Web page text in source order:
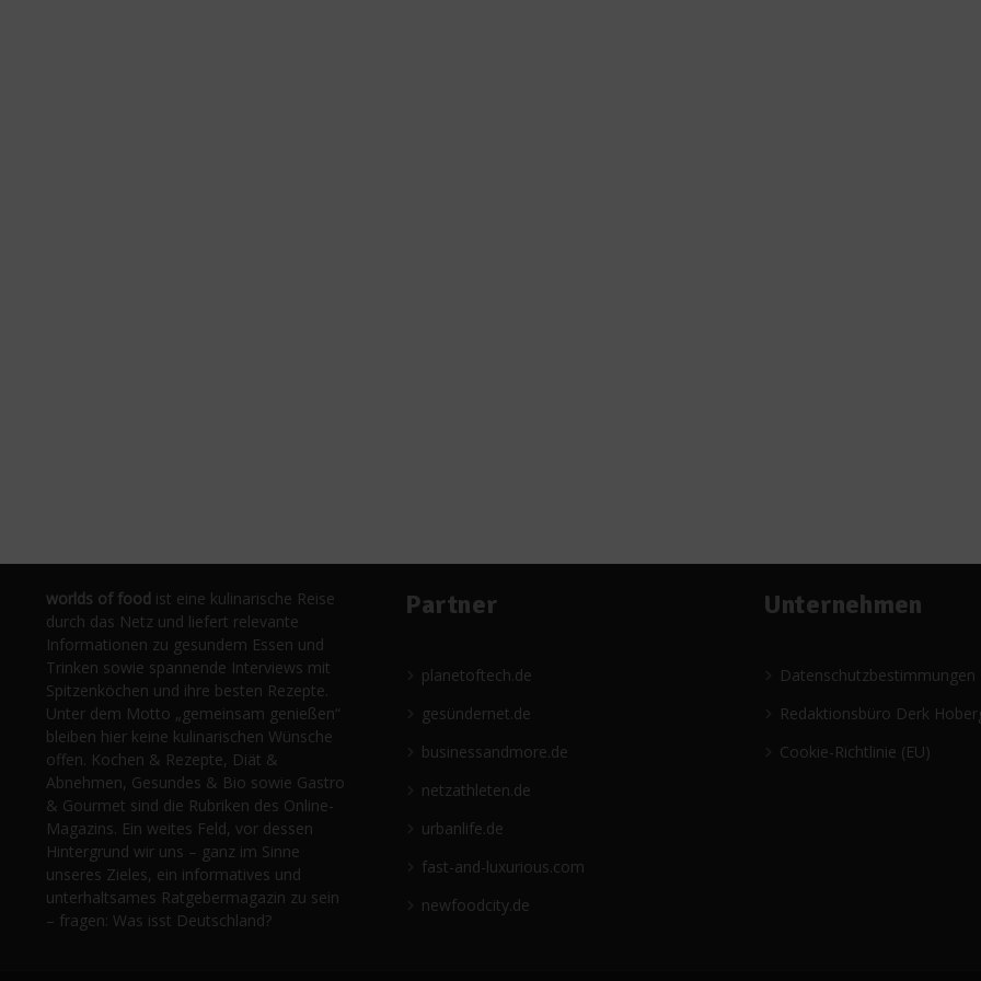
worlds of food ist eine kulinarische Reise
durch das Netz und liefert relevante
Informationen zu gesundem Essen und
Trinken sowie spannende Interviews mit
Spitzenköchen und ihre besten Rezepte.
Unter dem Motto „gemeinsam genießen“
bleiben hier keine kulinarischen Wünsche
offen. Kochen & Rezepte, Diät &
Abnehmen, Gesundes & Bio sowie Gastro
& Gourmet sind die Rubriken des Online-
Magazins. Ein weites Feld, vor dessen
Hintergrund wir uns – ganz im Sinne
unseres Zieles, ein informatives und
unterhaltsames Ratgebermagazin zu sein
– fragen: Was isst Deutschland?
Partner
planetoftech.de
gesündernet.de
businessandmore.de
netzathleten.de
urbanlife.de
fast-and-luxurious.com
newfoodcity.de
Unternehmen
Datenschutzbestimmungen
Redaktionsbüro Derk
Cookie-Richtlinie (EU)